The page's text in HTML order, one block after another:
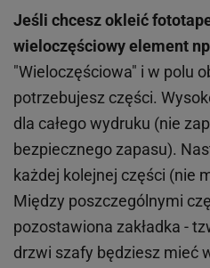
Jeśli chcesz okleić
wieloczęściowy element
"Wieloczęściowa" i w polu
potrzebujesz części.
dla całego wydruku (nie
bezpiecznego zapasu).
każdej kolejnej części (nie
Między poszczególnymi
pozostawiona zakładka -
drzwi szafy będziesz mieć